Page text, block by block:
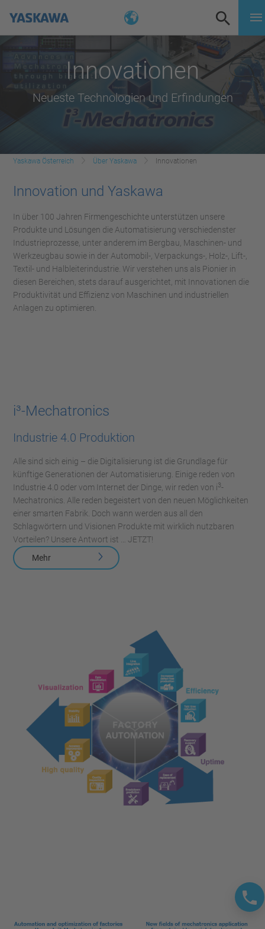
Innovationen
Neueste Technologien und Erfindungen
Yaskawa Österreich Über Yaskawa Innovationen
Innovation und Yaskawa
In über 100 Jahren Firmengeschichte unterstützen unsere
Produkte und Lösungen die Automatisierung verschiedenster
Industrieprozesse, unter anderem im Bergbau, Maschinen- und
Werkzeugbau sowie in der Automobil-, Verpackungs-, Holz-, Lift-,
Textil- und Halbleiterindustrie. Wir verstehen uns als Pionier in
diesen Bereichen, stets darauf ausgerichtet, mit Innovationen die
Produktivität und Effizienz von Maschinen und industriellen
Anlagen zu optimieren.
i³-Mechatronics
Industrie 4.0 Produktion
Alle sind sich einig – die Digitalisierung ist die Grundlage für
künftige Generationen der Automatisierung. Einige reden von
Industrie 4.0 oder vom Internet der Dinge, wir reden von i3-
Mechatronics. Alle reden begeistert von den neuen Möglichkeiten
einer smarten Fabrik. Doch wann werden aus all den
Schlagwörtern und Visionen Produkte mit wirklich nutzbaren
Vorteilen? Unsere Antwort ist … JETZT!
Mehr